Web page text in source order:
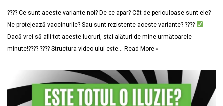
???? Ce sunt aceste variante noi? De ce apar? Cât de periculoase sunt ele?
Ne protejează vaccinurile? Sau sunt rezistente aceste variante? ????
Dacă vrei să afli tot aceste lucruri, stai alături de mine următoarele
minute!???? ???? Structura video-ului este… Read More »